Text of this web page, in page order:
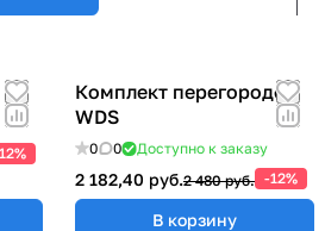
Комплект перегородок
WDS
0 0 Доступно к заказу
2 182,40 руб.2 480 руб. -12%
В корзину